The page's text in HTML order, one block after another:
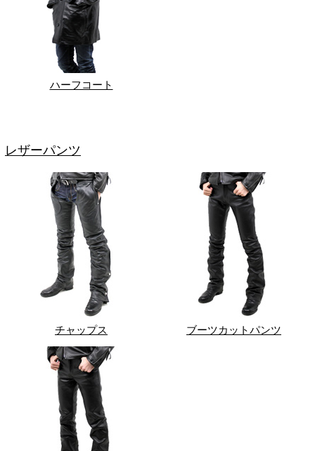
ハーフコート
レザーパンツ
チャップス ブーツカットパンツ